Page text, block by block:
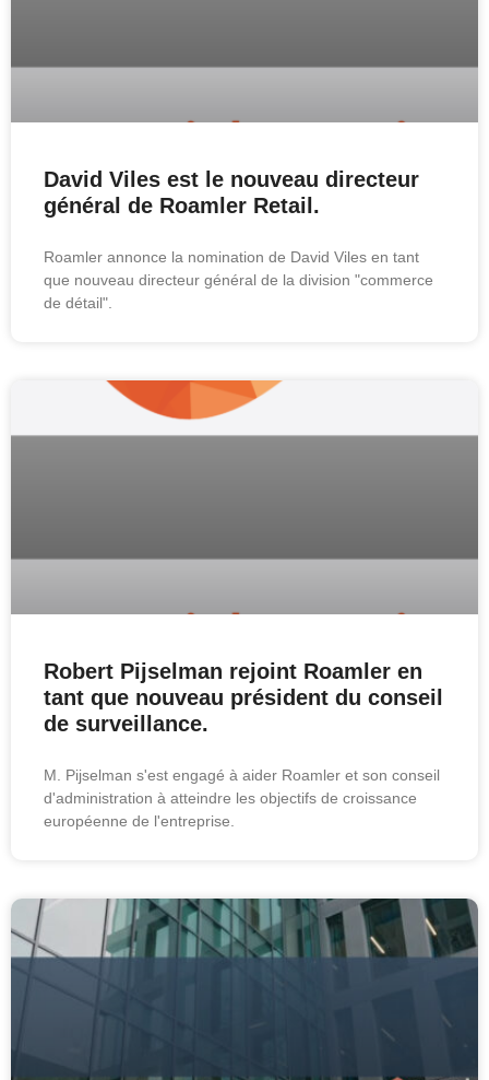
David Viles est le nouveau directeur
général de Roamler Retail.
Roamler annonce la nomination de David Viles en tant
que nouveau directeur général de la division "commerce
de détail".
Robert Pijselman rejoint Roamler en
tant que nouveau président du conseil
de surveillance.
M. Pijselman s'est engagé à aider Roamler et son conseil
d'administration à atteindre les objectifs de croissance
européenne de l'entreprise.